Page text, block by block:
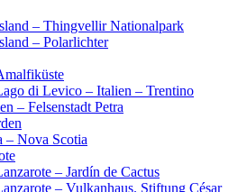
– Thingvellir Nationalpark
– Polarlichter
di Levico – Italien – Trentino
– Felsenstadt Petra
– Nova Scotia
– Jardín de Cactus
– Vulkanhaus. Stiftung César